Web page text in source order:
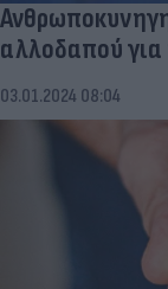
αλλοδαπού
03.01.2024 08:04